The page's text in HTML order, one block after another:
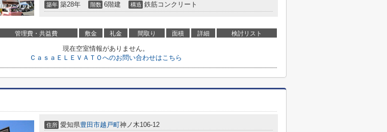
築年 築28年 階数 6階建 構造 鉄筋コンクリート
管理費・共益費 敷金 礼金 間取り 面積 詳細 検討リスト
現在空室情報がありません。
ＣａｓａＥＬＥＶＡＴＯへのお問い合わせはこちら
住所 愛知県豊田市越戸町神ノ木106-12